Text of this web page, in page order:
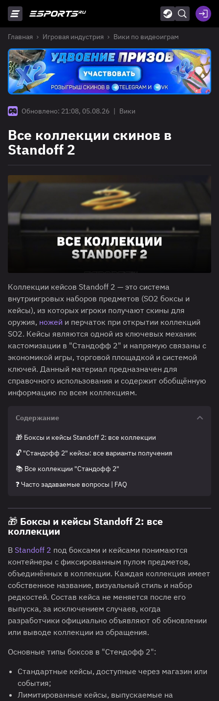
Главная Игровая индустрия Вики по видеоиграм
Обновлено: 21:08, 05.08.26 | Вики
Все коллекции скинов в
Standoff 2
Коллекции кейсов Standoff 2 — это система
внутриигровых наборов предметов (SO2 боксы и
кейсы), из которых игроки получают скины для
оружия, ножей и перчаток при открытии коллекций
SO2. Кейсы являются одной из ключевых механик
кастомизации в "Стандофф 2" и напрямую связаны с
экономикой игры, торговой площадкой и системой
ключей. Данный материал предназначен для
справочного использования и содержит обобщённую
информацию по всем коллекциям.
Содержание
🎁 Боксы и кейсы Standoff 2: все коллекции
🔓 "Стандофф 2" кейсы: все варианты получения
📚 Все коллекции "Стандофф 2"
❓ Часто задаваемые вопросы | FAQ
🎁 Боксы и кейсы Standoff 2: все
коллекции
В Standoff 2 под боксами и кейсами понимаются
контейнеры с фиксированным пулом предметов,
объединённых в коллекции. Каждая коллекция имеет
собственное название, визуальный стиль и набор
редкостей. Состав кейса не меняется после его
выпуска, за исключением случаев, когда
разработчики официально объявляют об обновлении
или выводе коллекции из обращения.
Основные типы боксов в "Стендофф 2":
Стандартные кейсы, доступные через магазин или
события;
Лимитированные кейсы, выпускаемые на